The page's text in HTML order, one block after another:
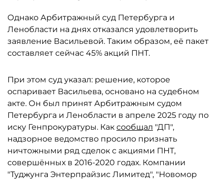
Однако Арбитражный суд Петербурга и
Ленобласти на днях отказался удовлетворить
заявление Васильевой. Таким образом, её пакет
составляет сейчас 45% акций ПНТ.
При этом суд указал: решение, которое
оспаривает Васильева, основано на судебном
акте. Он был принят Арбитражным судом
Петербурга и Ленобласти в апреле 2025 году по
иску Генпрокуратуры. Как сообщал "ДП",
надзорное ведомство просило признать
ничтожными ряд сделок с акциями ПНТ,
совершённых в 2016-2020 годах. Компании
"Туджунга Энтерпрайзис Лимитед", "Новомор